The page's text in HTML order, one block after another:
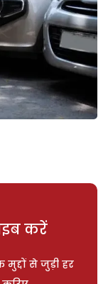
करें
से जुड़ी हर